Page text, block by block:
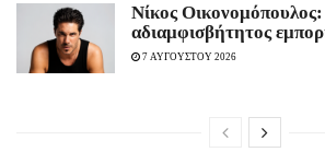
Νίκος
αδιαμφισβήτητος
7 ΑΥΓΟΥΣΤΟΥ 2026